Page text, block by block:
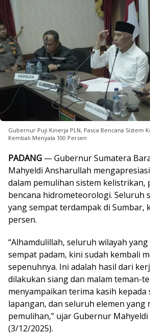
Gubernur Puji Kinerja PLN, Pasca Bencana Sistem
Kembali Menyala 100 Persen
PADANG — Gubernur Sumatera
Mahyeldi Ansharullah
dalam pemulihan sistem kelistrikan,
bencana hidrometeorologi. Seluruh
yang sempat terdampak di Sumbar,
persen.
“Alhamdulillah, seluruh wilayah
sempat padam, kini sudah kembali
sepenuhnya. Ini adalah hasil dari
dilakukan siang dan malam teman-
menyampaikan terima kasih
lapangan, dan seluruh elemen yang
pemulihan,” ujar Gubernur Mahyeldi
(3/12/2025).